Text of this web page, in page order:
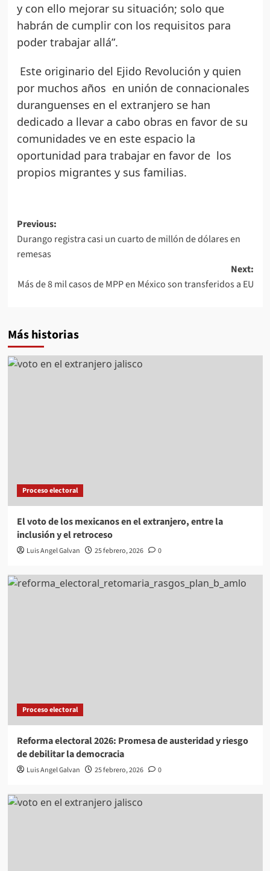
y con ello mejorar su situación; solo que
habrán de cumplir con los requisitos para
poder trabajar allá”.
Este originario del Ejido Revolución y quien
por muchos años en unión de connacionales
duranguenses en el extranjero se han
dedicado a llevar a cabo obras en favor de su
comunidades ve en este espacio la
oportunidad para trabajar en favor de los
propios migrantes y sus familias.
Post
navigation
Previous:
Durango registra casi un cuarto de millón de dólares en
remesas
Next:
Más de 8 mil casos de MPP en México son transferidos a EU
Más historias
Proceso electoral
El voto de los mexicanos en el extranjero, entre la
inclusión y el retroceso
Luis Angel Galvan 25 febrero, 2026 0
Proceso electoral
Reforma electoral 2026: Promesa de austeridad y riesgo
de debilitar la democracia
Luis Angel Galvan 25 febrero, 2026 0